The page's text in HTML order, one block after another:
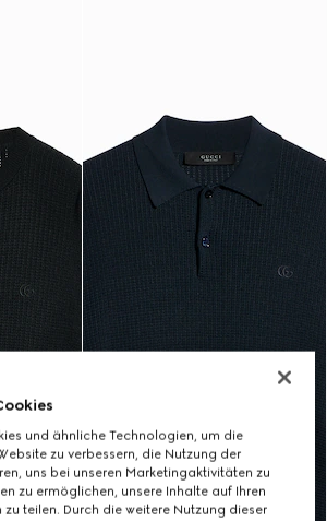
und ähnliche Technologien, um die
zu verbessern, die Nutzung der
uns bei unseren Marketingaktivitäten zu
zu ermöglichen, unsere Inhalte auf Ihren
zu teilen. Durch die weitere Nutzung dieser